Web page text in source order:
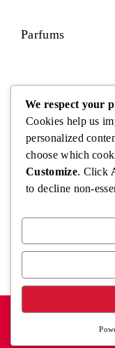
Parfums
Visage
Corps
MENTIONS
We respect your
Cookies help us
personalized
choose which
Customize. Click
to decline non-